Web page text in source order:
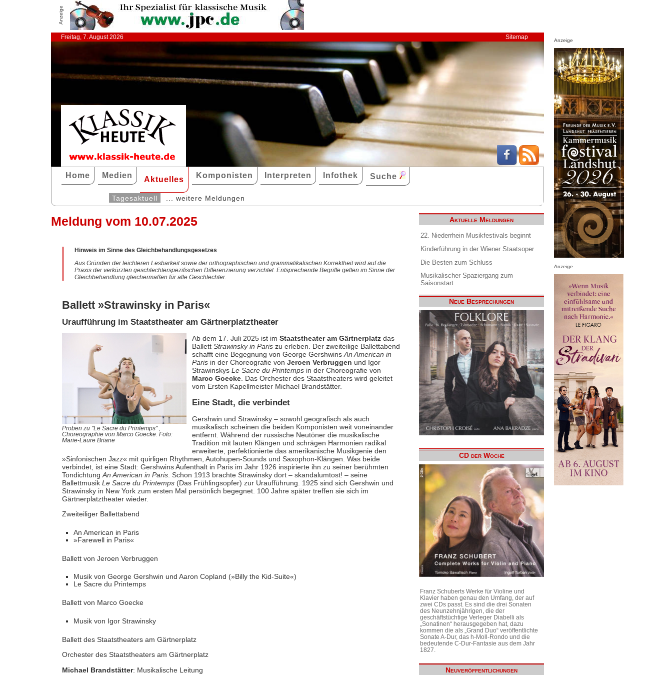
Anzeige
Freitag, 7. August 2026 Sitemap
Home Medien Aktuelles Komponisten Interpreten Infothek Suche
Tagesaktuell ... weitere Meldungen
Meldung vom 10.07.2025
Hinweis im Sinne des Gleichbehandlungsgesetzes
Aus Gründen der leichteren Lesbarkeit sowie der orthographischen und grammatikalischen Korrektheit wird auf die
Praxis der verkürzten geschlechterspezifischen Differenzierung verzichtet. Entsprechende Begriffe gelten im Sinne der
Gleichbehandlung gleichermaßen für alle Geschlechter.
Ballett »Strawinsky in Paris«
Uraufführung im Staatstheater am Gärtnerplatztheater
Proben zu "Le Sacre du Printemps" ,
Choreographie von Marco Goecke. Foto:
Marie-Laure Briane
Ab dem 17. Juli 2025 ist im Staatstheater am Gärtnerplatz das
Ballett Strawinsky in Pariszu erleben. Der zweiteilige Ballettabend
schafft eine Begegnung von George GershwinsAn American in
Paris in der Choreografie von Jeroen Verbruggen und Igor
Strawinskys Le Sacre du Printempsin der Choreografie von
Marco Goecke. Das Orchester des Staatstheaters wird geleitet
vom Ersten Kapellmeister Michael Brandstätter.
Eine Stadt, die verbindet
Gershwin und Strawinsky – sowohl geografisch als auch
musikalisch scheinen die beiden Komponisten weit voneinander
entfernt. Während der russische Neutöner die musikalische
Tradition mit lauten Klängen und schrägen Harmonien radikal
erweiterte, perfektionierte das amerikanische Musikgenie den
»Sinfonischen Jazz« mit quirligen Rhythmen, Autohupen-Sounds und Saxophon-Klängen. Was beide
verbindet, ist eine Stadt: Gershwins Aufenthalt in Paris im Jahr 1926 inspirierte ihn zu seiner berühmten
Tondichtung An American in Paris. Schon 1913 brachte Strawinsky dort – skandalumtost! – seine
Ballettmusik Le Sacre du Printemps(Das Frühlingsopfer) zur Uraufführung. 1925 sind sich Gershwin und
Strawinsky in New York zum ersten Mal persönlich begegnet. 100 Jahre später treffen sie sich im
Gärtnerplatztheater wieder.
Zweiteiliger Ballettabend
An American in Paris
»Farewell in Paris«
Ballett von Jeroen Verbruggen
Musik von George Gershwin und Aaron Copland (»Billy the Kid-Suite«)
Le Sacre du Printemps
Ballett von Marco Goecke
Musik von Igor Strawinsky
Ballett des Staatstheaters am Gärtnerplatz
Orchester des Staatstheaters am Gärtnerplatz
Michael Brandstätter: Musikalische Leitung
Aktuelle Meldungen
22. Niederrhein Musikfestivals beginnt
Kinderführung in der Wiener Staatsoper
Die Besten zum Schluss
Musikalischer Spaziergang zum
Saisonstart
Neue Besprechungen
CD der Woche
Franz Schuberts Werke für Violine und
Klavier haben genau den Umfang, der auf
zwei CDs passt. Es sind die drei Sonaten
des Neunzehnjährigen, die der
geschäftstüchtige Verleger Diabelli als
„Sonatinen“ herausgegeben hat, dazu
kommen die als „Grand Duo“ veröffentlichte
Sonate A-Dur, das h-Moll-Rondo und die
bedeutende C-Dur-Fantasie aus dem Jahr
1827.
Neuveröffentlichungen
Anzeige
Anzeige